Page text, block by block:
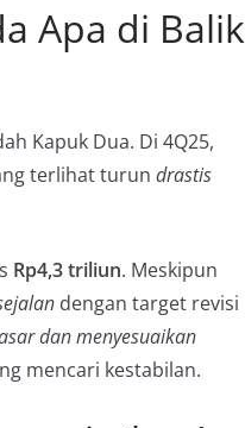
Apa di Balik
Kapuk Dua. Di 4Q25,
terlihat turun drastis
Rp4,3 triliun. Meskipun
dengan target revisi
dan menyesuaikan
mencari kestabilan.